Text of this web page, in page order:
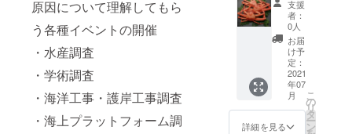
原因について理解してもら
う各種イベントの開催
・水産調査
・学術調査
・海洋工事・護岸工事調査
・海上プラットフォーム調
い。
す。
甘みが
ありま
す。粗
塩で茹
でてあ
ります
のでそ
のまま
豪快に
かぶり
り】 全
体(裏表
とも)が
鮮やか
な紅色
が特徴
の「紅
ずわい
がに」
味の特
支援
者：
0人
お届
け予
定：
2021
年07
月
詳細を見る
こ
の
リ
タ
ー
ン